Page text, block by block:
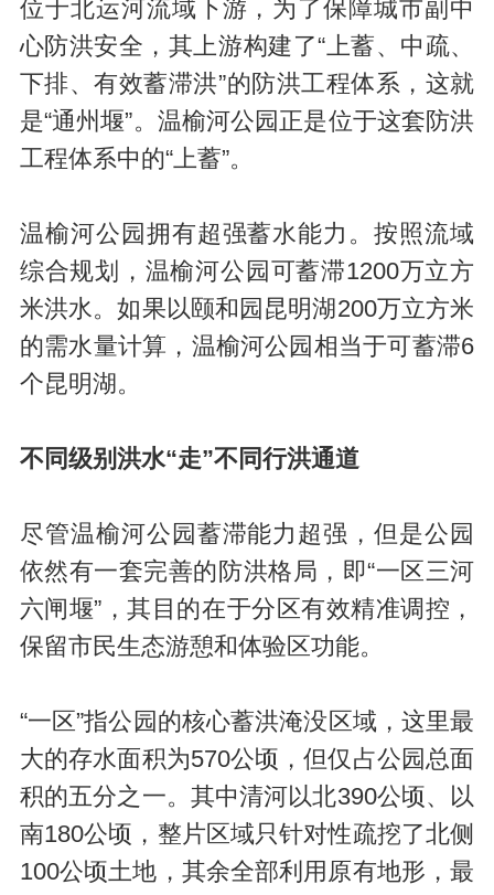
位于北运河流域下游，为了保障城市副中
心防洪安全，其上游构建了“上蓄、中疏、
下排、有效蓄滞洪”的防洪工程体系，这就
是“通州堰”。温榆河公园正是位于这套防洪
工程体系中的“上蓄”。
温榆河公园拥有超强蓄水能力。按照流域
综合规划，温榆河公园可蓄滞1200万立方
米洪水。如果以颐和园昆明湖200万立方米
的需水量计算，温榆河公园相当于可蓄滞6
个昆明湖。
不同级别洪水“走”不同行洪通道
尽管温榆河公园蓄滞能力超强，但是公园
依然有一套完善的防洪格局，即“一区三河
六闸堰”，其目的在于分区有效精准调控，
保留市民生态游憩和体验区功能。
“一区”指公园的核心蓄洪淹没区域，这里最
大的存水面积为570公顷，但仅占公园总面
积的五分之一。其中清河以北390公顷、以
南180公顷，整片区域只针对性疏挖了北侧
100公顷土地，其余全部利用原有地形，最